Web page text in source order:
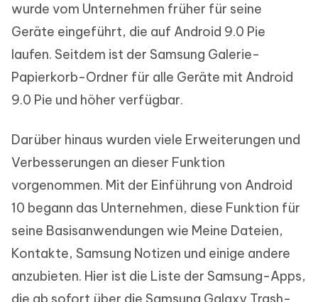
wurde vom Unternehmen früher für seine
Geräte eingeführt, die auf Android 9.0 Pie
laufen. Seitdem ist der Samsung Galerie-
Papierkorb-Ordner für alle Geräte mit Android
9.0 Pie und höher verfügbar.
Darüber hinaus wurden viele Erweiterungen und
Verbesserungen an dieser Funktion
vorgenommen. Mit der Einführung von Android
10 begann das Unternehmen, diese Funktion für
seine Basisanwendungen wie Meine Dateien,
Kontakte, Samsung Notizen und einige andere
anzubieten. Hier ist die Liste der Samsung-Apps,